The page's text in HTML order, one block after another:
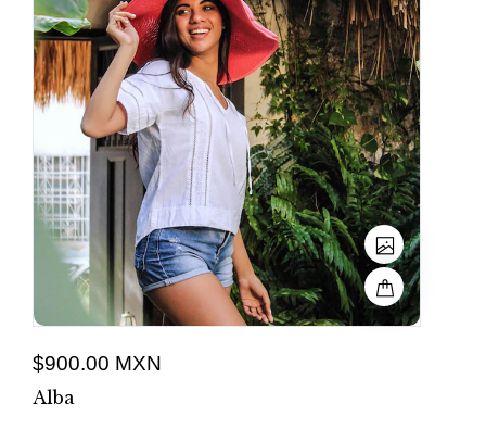
$900.00 MXN
Alba